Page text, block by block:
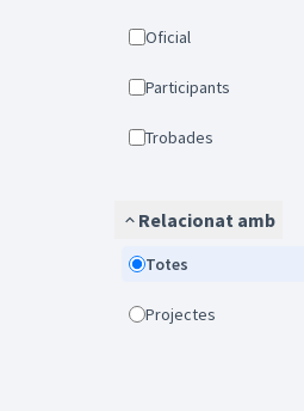
Oficial
Participants
Trobades
Relacionat amb
Totes
Projectes